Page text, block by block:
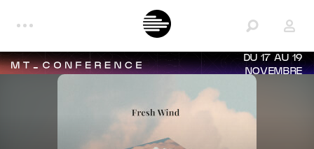
DU 17 AU 19
NOVEMBRE